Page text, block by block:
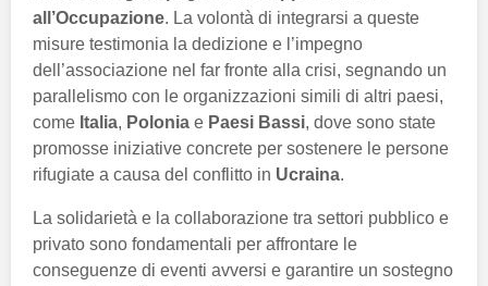
all’Occupazione. La volontà di integrarsi a queste
misure testimonia la dedizione e l’impegno
dell’associazione nel far fronte alla crisi, segnando un
parallelismo con le organizzazioni simili di altri paesi,
come Italia, Polonia e Paesi Bassi, dove sono state
promosse iniziative concrete per sostenere le persone
rifugiate a causa del conflitto in Ucraina.
La solidarietà e la collaborazione tra settori pubblico e
privato sono fondamentali per affrontare le
conseguenze di eventi avversi e garantire un sostegno